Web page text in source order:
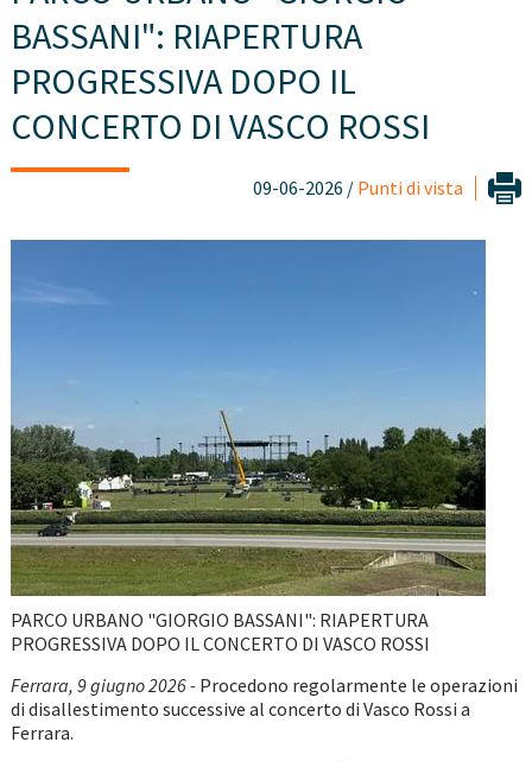
BASSANI": RIAPERTURA
PROGRESSIVA DOPO IL
CONCERTO DI VASCO ROSSI
09-06-2026 / Punti di vista
PARCO URBANO "GIORGIO BASSANI": RIAPERTURA
PROGRESSIVA DOPO IL CONCERTO DI VASCO ROSSI
Ferrara, 9 giugno 2026 -Procedono regolarmente le operazioni
di disallestimento successive al concerto di Vasco Rossi a
Ferrara.